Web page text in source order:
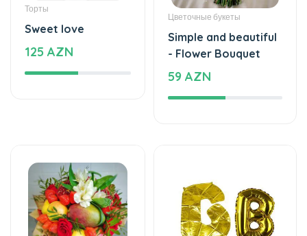
Торты
Sweet love
125 AZN
Цветочные букеты
Simple and beautiful
- Flower Bouquet
59 AZN